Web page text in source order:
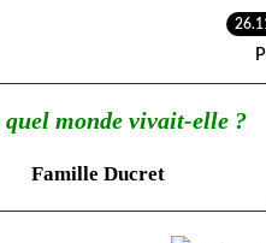
quel monde vivait-elle ?
Famille Ducret